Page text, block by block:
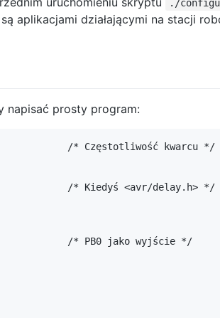
./
aplikacjami działającymi na stacji
napisać prosty program: